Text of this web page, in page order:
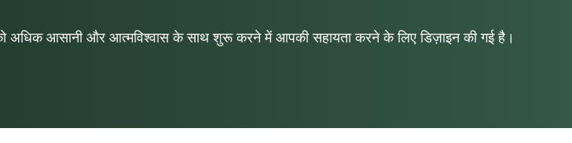
को अधिक आसानी और आत्मविश्वास के साथ शुरू करने में आपकी सहायता करने के लिए डिज़ाइन की गई है।